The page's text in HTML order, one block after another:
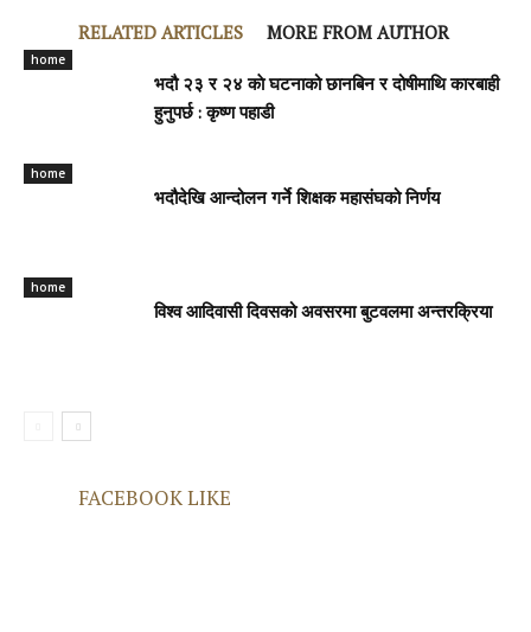
RELATED ARTICLES MORE FROM AUTHOR
home
भदौ २३ र २४ काे घटनाको छानबिन र दोषीमाथि कारबाही
हुनुपर्छ : कृष्ण पहाडी
home
भदौदेखि आन्दोलन गर्ने शिक्षक महासंघको निर्णय
home
विश्व आदिवासी दिवसको अवसरमा बुटवलमा अन्तरक्रिया
FACEBOOK LIKE